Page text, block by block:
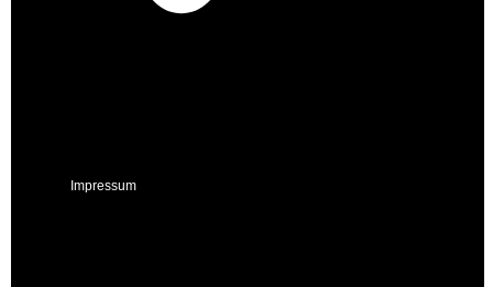
Impressum